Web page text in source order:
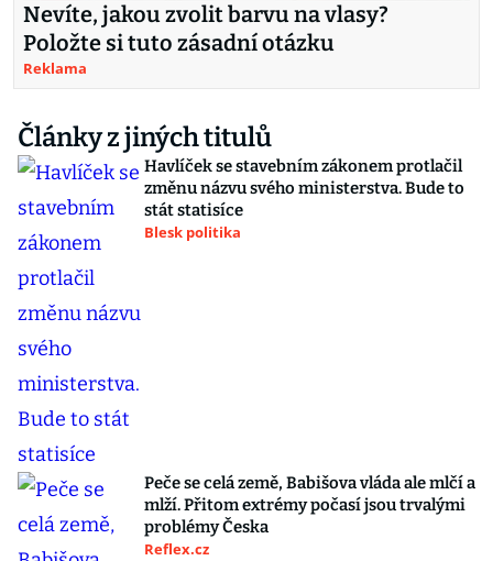
Nevíte, jakou zvolit barvu na vlasy?
Položte si tuto zásadní otázku
Reklama
Články z jiných titulů
Havlíček se stavebním zákonem protlačil
změnu názvu svého ministerstva. Bude to
stát statisíce
Blesk politika
Peče se celá země, Babišova vláda ale mlčí a
mlží. Přitom extrémy počasí jsou trvalými
problémy Česka
Reflex.cz